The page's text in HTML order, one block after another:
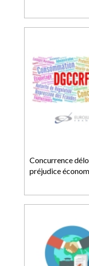
Concurrence
préjudice